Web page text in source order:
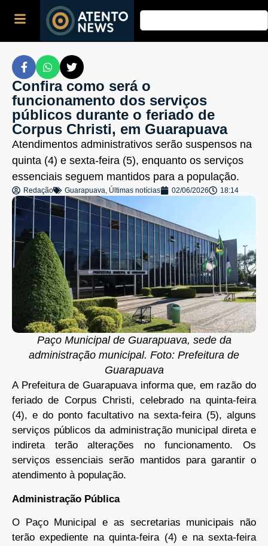
Confira como será o
funcionamento dos serviços
públicos durante o feriado de
Corpus Christi, em Guarapuava
Atendimentos administrativos serão suspensos na
quinta (4) e sexta-feira (5), enquanto os serviços
essenciais seguem mantidos para a população.
Redação Guarapuava, Últimas notícias 02/06/2026 18:14
Paço Municipal de Guarapuava, sede da
administração municipal. Foto: Prefeitura de
Guarapuava
A Prefeitura de Guarapuava informa que, em razão do
feriado de Corpus Christi, celebrado na quinta-feira
(4), e do ponto facultativo na sexta-feira (5), alguns
serviços públicos da administração municipal direta e
indireta terão alterações no funcionamento. Os
serviços essenciais serão mantidos para garantir o
atendimento à população.
Administração Pública
O Paço Municipal e as secretarias municipais não
terão expediente na quinta-feira (4) e na sexta-feira